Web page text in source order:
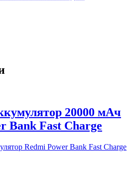
20000 мАч
Bank Fast Charge